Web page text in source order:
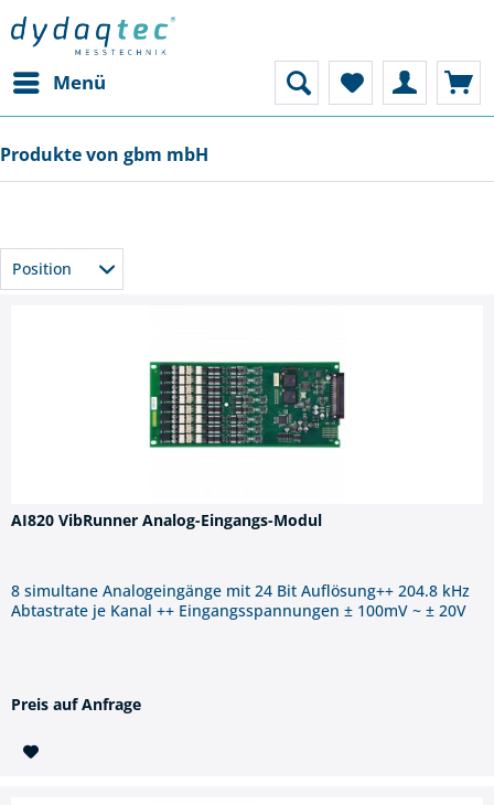
Menü
Produkte von gbm mbH
AI820 VibRunner Analog-Eingangs-Modul
8 simultane Analogeingänge mit 24 Bit Auflösung++ 204.8 kHz
Abtastrate je Kanal ++ Eingangsspannungen ± 100mV ~ ± 20V
Preis auf Anfrage